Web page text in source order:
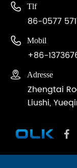
 Tlf
86-0577
 Mobil
+86-
 Adresse
Zhengtai
Liushi,